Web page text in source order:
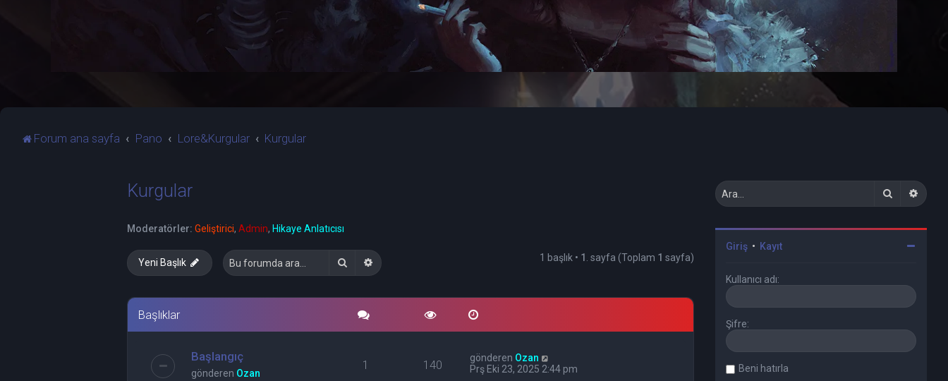
Forum ana sayfa Pano Lore&Kurgular Kurgular
Kurgular
Moderatörler: Geliştirici, Admin, Hikaye Anlatıcısı
Yeni Başlık Gelişmiş arama 1 başlık • 1 . sayfa (Toplam 1 sayfa)
Başlıklar
Başlangıç
gönderen Ozan
1 140 gönderen Ozan
Prş Eki 23, 2025 2:44 pm
Giriş • Kayıt
Kullanıcı adı:
Şifre:
Beni hatırla